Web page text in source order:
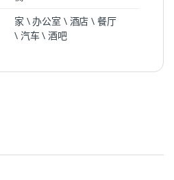
家 \ 办公室 \ 酒店 \ 餐厅
\ 汽车 \ 酒吧